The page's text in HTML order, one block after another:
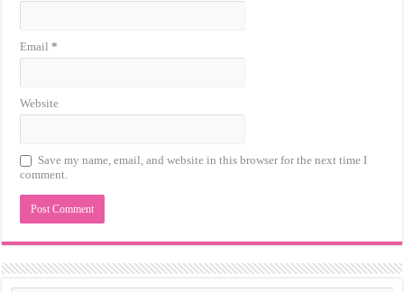
Email*
Website
Save my name, email, and website in this browser for the next time I
comment.